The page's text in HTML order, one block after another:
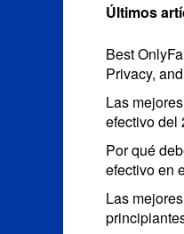
Últimos
Best
Privacy,
Las
efectivo del
Por qué
efectivo en
Las